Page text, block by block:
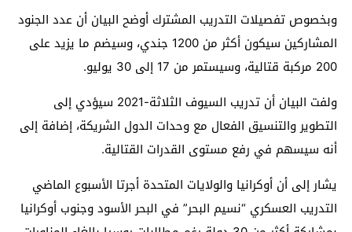
وبخصوص تفصيلات التدريب المشترك أوضح البيان أن عدد الجنود
المشاركين سيكون أكثر من 1200 جندي، وسيضم ما يزيد على
200 مركبة قتالية، وسيستمر من 17 إلى 30 يوليو.
ولفت البيان أن تدريب السيوف الثلاثة-2021 سيؤدي إلى
التطوير والتنسيق الفعال مع وحدات الدول الشريكة، إضافة إلى
أنه سيسهم في رفع مستوى القدرات القتالية.
يشار إلى أن أوكرانيا والولايات المتحدة أجرتا الأسبوع الماضي
التدريب العسكري “نسيم البحر” في البحر الأسود وجنوب أوكرانيا